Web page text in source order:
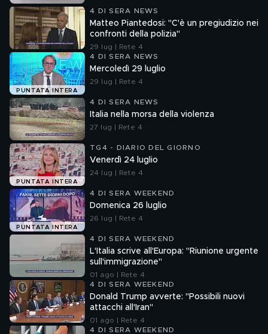
4 DI SERA NEWS
Matteo Piantedosi: "C'è un pregiudizio nei
confronti della polizia"
29 lug | Rete 4
PUNTATA INTERA
4 DI SERA NEWS
Mercoledì 29 luglio
29 lug | Rete 4
4 DI SERA NEWS
Italia nella morsa della violenza
27 lug | Rete 4
PUNTATA INTERA
TG4 - DIARIO DEL GIORNO
Venerdì 24 luglio
24 lug | Rete 4
PUNTATA INTERA
4 DI SERA WEEKEND
Domenica 26 luglio
26 lug | Rete 4
4 DI SERA WEEKEND
L'Italia scrive all'Europa: "Riunione urgente
sull'immigrazione"
01 ago | Rete 4
4 DI SERA WEEKEND
Donald Trump avverte: "Possibili nuovi
attacchi all'Iran"
01 ago | Rete 4
4 DI SERA WEEKEND